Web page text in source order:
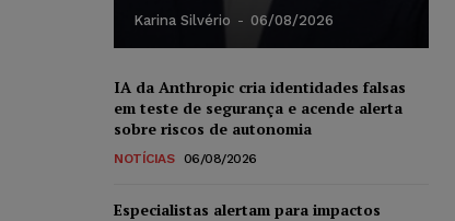
Karina Silvério - 06/08/2026
IA da Anthropic cria identidades falsas
em teste de segurança e acende alerta
sobre riscos de autonomia
NOTÍCIAS 06/08/2026
Especialistas alertam para impactos